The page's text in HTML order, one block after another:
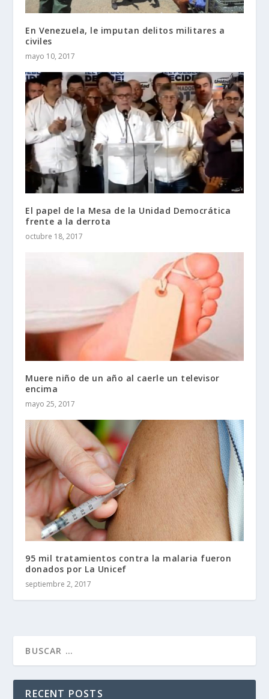
En Venezuela, le imputan delitos militares a
civiles
mayo 10, 2017
El papel de la Mesa de la Unidad Democrática
frente a la derrota
octubre 18, 2017
Muere niño de un año al caerle un televisor
encima
mayo 25, 2017
95 mil tratamientos contra la malaria fueron
donados por La Unicef
septiembre 2, 2017
RECENT POSTS